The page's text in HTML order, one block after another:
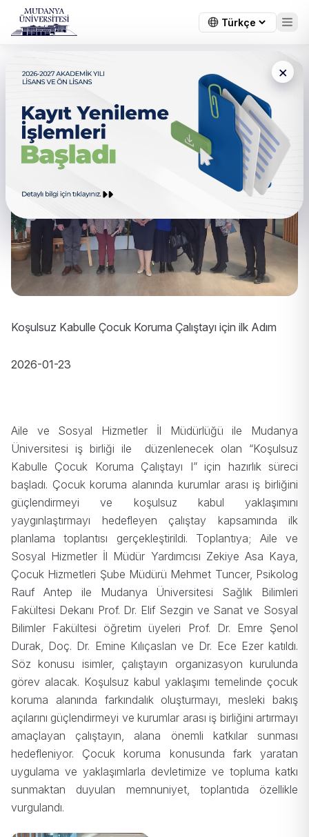
×
Koşulsuz Kabulle Çocuk
Koruma Çalıştayı için ilk Adım
Koşulsuz Kabulle Çocuk Koruma Çalıştayı için ilk Adım
2026-01-23
Aile ve Sosyal Hizmetler İl Müdürlüğü ile Mudanya
Üniversitesi iş birliği ile düzenlenecek olan “Koşulsuz
Kabulle Çocuk Koruma Çalıştayı I” için hazırlık süreci
başladı. Çocuk koruma alanında kurumlar arası iş birliğini
güçlendirmeyi ve koşulsuz kabul yaklaşımını
yaygınlaştırmayı hedefleyen çalıştay kapsamında ilk
planlama toplantısı gerçekleştirildi. Toplantıya; Aile ve
Sosyal Hizmetler İl Müdür Yardımcısı Zekiye Asa Kaya,
Çocuk Hizmetleri Şube Müdürü Mehmet Tuncer, Psikolog
Rauf Antep ile Mudanya Üniversitesi Sağlık Bilimleri
Fakültesi Dekanı Prof. Dr. Elif Sezgin ve Sanat ve Sosyal
Bilimler Fakültesi öğretim üyeleri Prof. Dr. Emre Şenol
Durak, Doç. Dr. Emine Kılıçaslan ve Dr. Ece Ezer katıldı.
Söz konusu isimler, çalıştayın organizasyon kurulunda
görev alacak. Koşulsuz kabul yaklaşımı temelinde çocuk
koruma alanında farkındalık oluşturmayı, mesleki bakış
açılarını güçlendirmeyi ve kurumlar arası iş birliğini artırmayı
amaçlayan çalıştayın, alana önemli katkılar sunması
hedefleniyor. Çocuk koruma konusunda fark yaratan
uygulama ve yaklaşımlarla devletimize ve topluma katkı
sunmaktan duyulan memnuniyet, toplantıda özellikle
vurgulandı.